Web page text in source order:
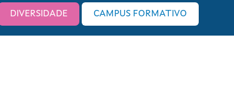
DIVERSIDADE CAMPUS FORMATIVO